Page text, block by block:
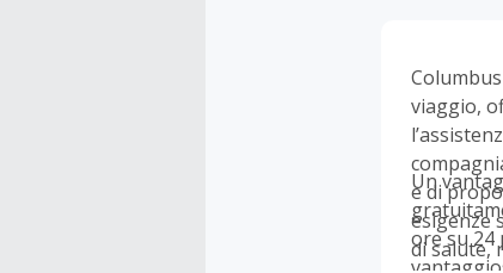
viaggio,
e di
esigenze
di salute,
Un
ore su 24